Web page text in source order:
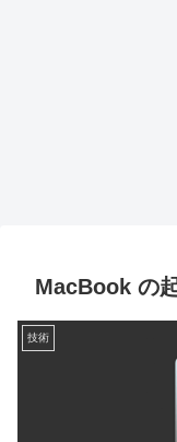
MacBook の
技術